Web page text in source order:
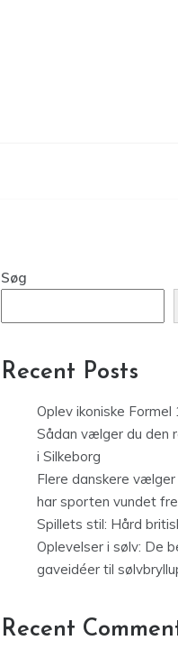
Søg
Recent Posts
Oplev ikoniske
Sådan vælger du den
i Silkeborg
Flere danskere
har sporten vundet
Spillets stil: Hård
Oplevelser i sølv: De
gaveidéer til
Recent